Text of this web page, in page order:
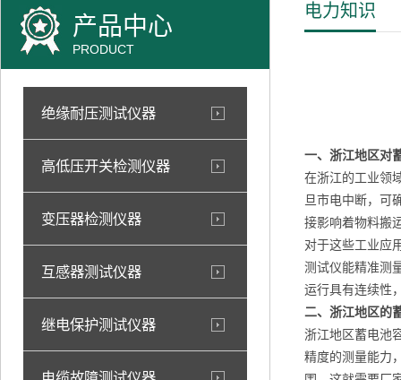
产品中心
PRODUCT
绝缘耐压测试仪器
高低压开关检测仪器
变压器检测仪器
互感器测试仪器
继电保护测试仪器
电力知识
一、浙江地区对
在浙江的工业领
旦市电中断，可
接影响着物料搬
对于这些工业应
测试仪能精准测
运行具有连续性
二、浙江地区的
浙江地区蓄电池
精度的测量能力